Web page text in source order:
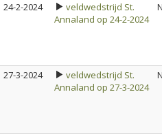
24-2-2024
veldwedstrijd St.
Annaland op 24-2-2024
27-3-2024
veldwedstrijd St.
Annaland op 27-3-2024